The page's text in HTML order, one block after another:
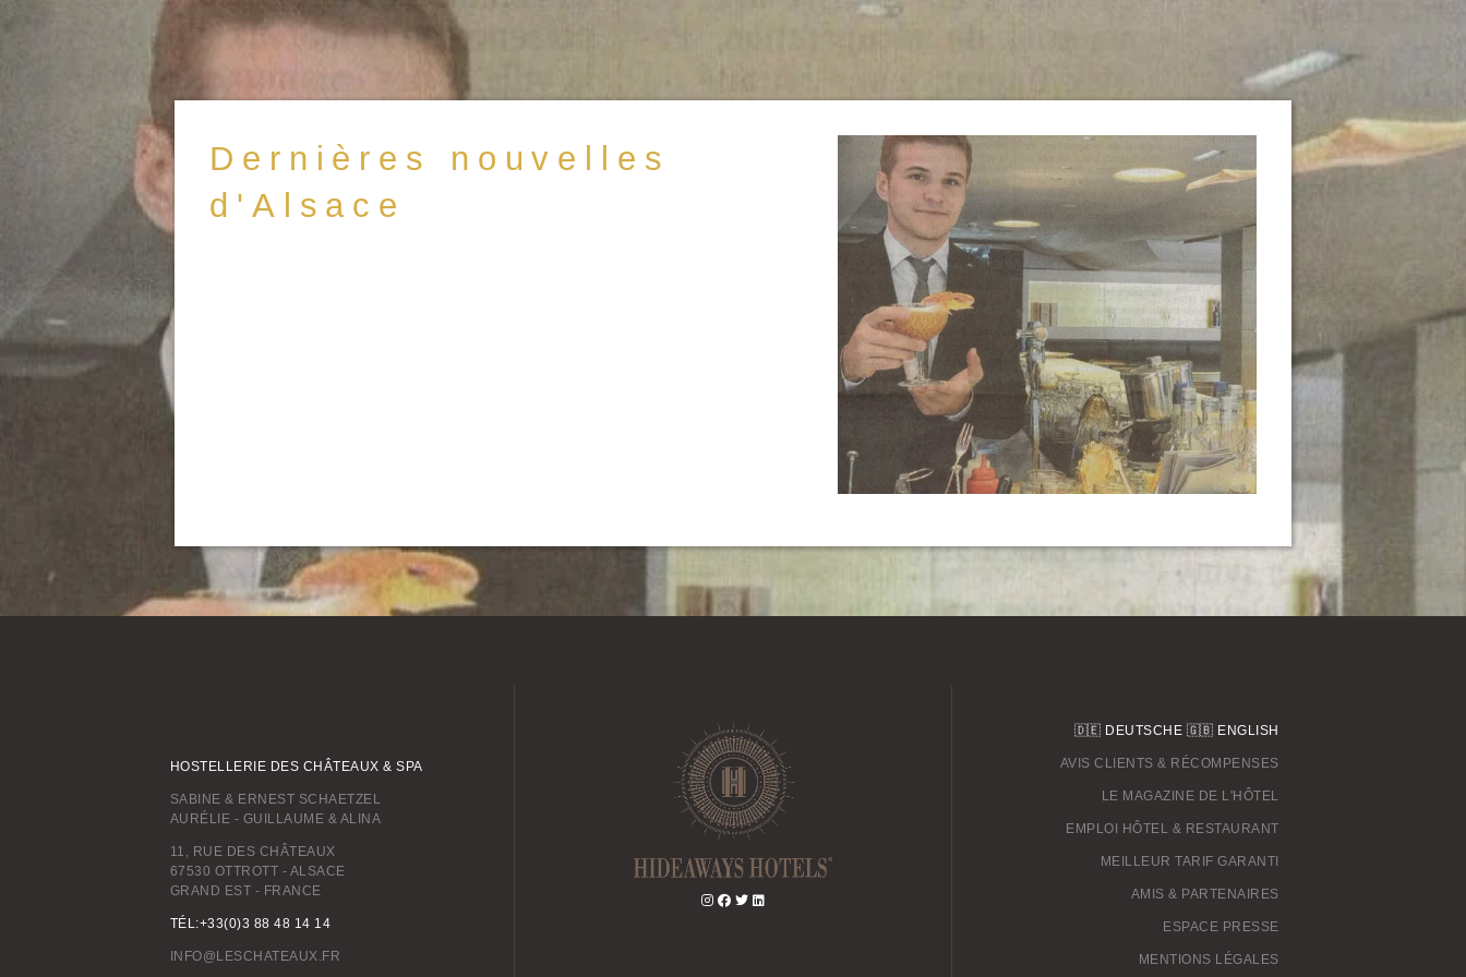
Dernières nouvelles
d'Alsace
HOSTELLERIE DES CHÂTEAUX & SPA
SABINE & ERNEST SCHAETZEL
AURÉLIE - GUILLAUME & ALINA
11, RUE DES CHÂTEAUX
67530 OTTROTT - ALSACE
GRAND EST - FRANCE
TÉL:+33(0)3 88 48 14 14
INFO@LESCHATEAUX.FR
🇩🇪 DEUTSCHE 🇬🇧 ENGLISH
AVIS CLIENTS & RÉCOMPENSES
LE MAGAZINE DE L'HÔTEL
EMPLOI HÔTEL & RESTAURANT
MEILLEUR TARIF GARANTI
AMIS & PARTENAIRES
ESPACE PRESSE
M ENTIONS LÉGALES
RÉSERVER UNE CHAMBRE
RÉSERVER UNE CHAMBRE
RÉSERVER UN DAY SPA
RÉSERVER UNE TABLE